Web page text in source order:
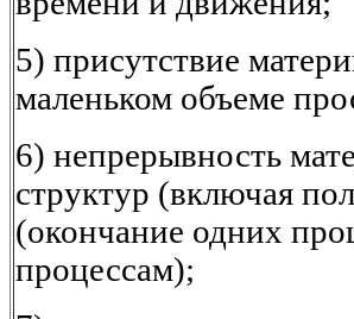
5) присутствие
маленьком объеме
6) непрерывность
структур (включая
(окончание одних
процессам);